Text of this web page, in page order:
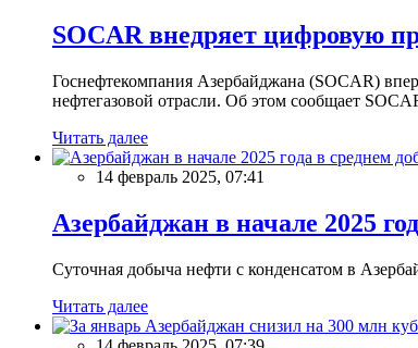
SOCAR внедряет цифровую
Госнефтекомпания Азербайджана (SOCAR)
нефтегазовой отрасли. Об этом сообщает
Читать далее
14 февраль 2025, 07:41
Азербайджан в начале 2025
Суточная добыча нефти с конденсатом в
Читать далее